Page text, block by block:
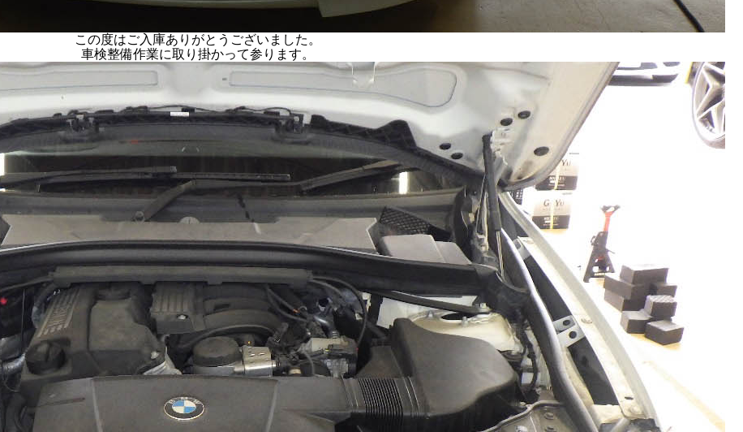
この度はご入庫ありがとうございました。
車検整備作業に取り掛かって参ります。